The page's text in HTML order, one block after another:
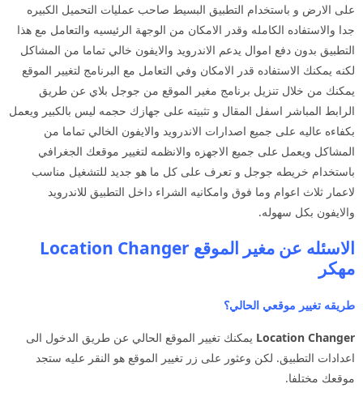
على الارض و باستخدام التطبيق البسيط صاحب عمليات التحميل الكبيره
جدا والاستفاده الكامله وقدر الامكان من الوجهة الرئيسيه والتعامل مع هذا
التطبيق بدون دفع اموال يدعم الاندرويد والايفون خالي تماما من المشاكل
لكنه يمكنك الاستفاده قدر الامكان وفي التعامل مع البرنامج لتغيير الموقع
يمكنك من خلال تنزيل برنامج مغير الموقع من جوجل بلاي عن طريق
الرابط المباشر اسفل المقال و تثبيته على جهازك حجمه ليس بالكبير ويعمل
بكفاءه عاليه على جميع اصدارات الاندرويد والايفون الخالي تماما من
المشاكل ويعمل على جميع الاجهزه والانظمه لتغيير موقعك الجغرافي
باستخدام خريطه جوجل و تعرف على كل ما هو جديد للتشغيل مناسب
لاعمار ثلاث اعوام وما فوق وامكانيه الشراء داخل التطبيق للاندرويد
والايفون بكل سهوله.
الاسئله عن مغير الموقع Location Changer
مهكر
طريقه تغيير موقعي الحالي؟
Location Changer يمكنك تغيير الموقع الحالي عن طريق الدخول الى
اعدادات التطبيق. لكن وعثور على زر تغيير الموقع هو النقر عليه ستجد
موقعك مختلفا.